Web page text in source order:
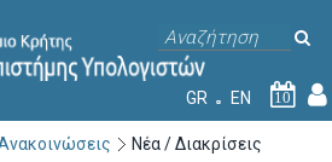
GR EN 10
Νέα / Διακρίσεις